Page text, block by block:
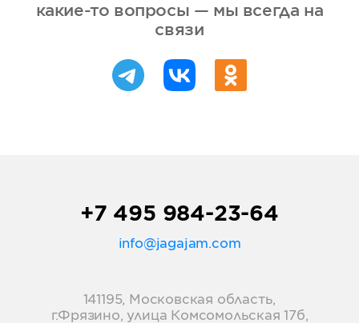
какие-то вопросы — мы всегда на
связи
+7 495 984-23-64
info@jagajam.com
141195, Московская область,
г.Фрязино, улица Комсомольская 17б,